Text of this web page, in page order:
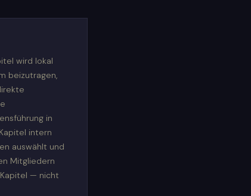
wird lokal
beizutragen,
in
intern
auswählt und
Mitgliedern
— nicht